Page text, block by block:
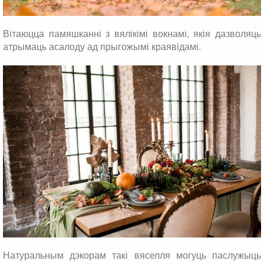
Вітаюцца памяшканні з вялікімі вокнамі, якія дазволяць
атрымаць асалоду ад прыгожымі краявідамі.
Натуральным дэкорам такі вяселля могуць паслужыць